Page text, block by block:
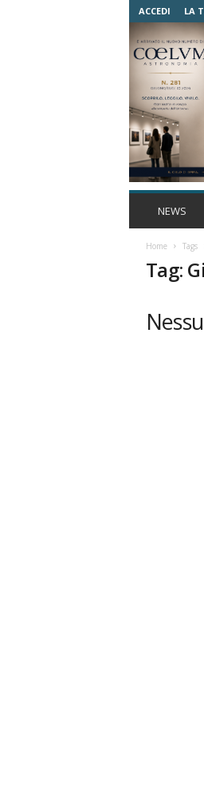
ACCEDI LA
NEWS
Home Tags
Tag: